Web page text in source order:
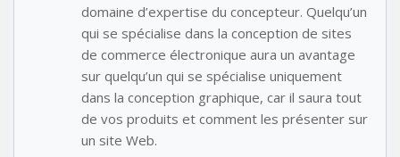
domaine d’expertise du concepteur. Quelqu’un
qui se spécialise dans la conception de sites
de commerce électronique aura un avantage
sur quelqu’un qui se spécialise uniquement
dans la conception graphique, car il saura tout
de vos produits et comment les présenter sur
un site Web.